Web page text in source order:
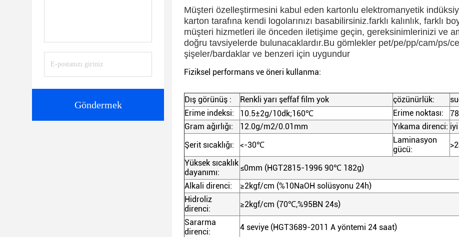
Göndermek
Müşteri özelleştirmesini kabul eden kartonlu elektromanyetik
karton tarafına kendi logolarınızı basabilirsiniz.farklı kalınlık, farklı
müşteri hizmetleri ile önceden iletişime geçin, gereksinimlerinizi ve
doğru tavsiyelerde bulunacaklardır.Bu gömlekler pet/pe/pp/cam/ps/
şişeler/bardaklar ve benzeri için uygundur
Fiziksel performans ve öneri kullanma:
Dış görünüş : Renkli yarı şeffaf film yok çözünürlük:
Erime indeksi:
10.5±2g/10dk;160℃ Erime noktası:
Gram ağırlığı:
12.0g/m2/0.01mm Yıkama direnci: iyi
Şerit sıcaklığı:
<-30℃
Laminasyon
gücü:
Yüksek sıcaklık
dayanımı:
≤0mm (HGT2815-1996 90℃ 182g)
Alkali direnci:
≥2kgf/cm (%10NaOH solüsyonu 24h)
Hidroliz
direnci:
≥2kgf/cm (70℃,%95BN 24s)
Sararma
direnci:
4 seviye (HGT3689-2011 A yöntemi 24 saat)